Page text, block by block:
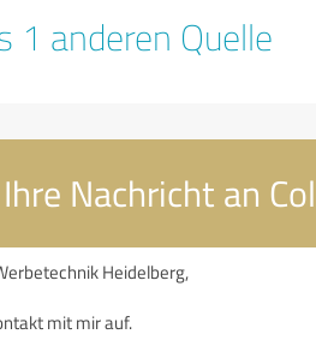
1 anderen Quelle
Ihre Nachricht an